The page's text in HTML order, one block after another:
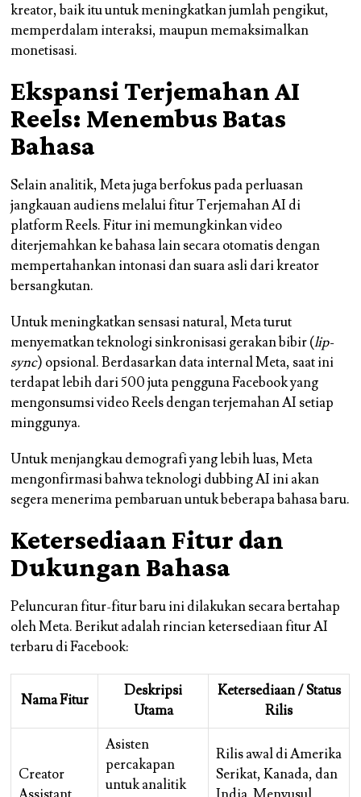
kreator, baik itu untuk meningkatkan jumlah pengikut,
memperdalam interaksi, maupun memaksimalkan
monetisasi.
Ekspansi Terjemahan AI
Reels: Menembus Batas
Bahasa
Selain analitik, Meta juga berfokus pada perluasan
jangkauan audiens melalui fitur Terjemahan AI di
platform Reels. Fitur ini memungkinkan video
diterjemahkan ke bahasa lain secara otomatis dengan
mempertahankan intonasi dan suara asli dari kreator
bersangkutan.
Untuk meningkatkan sensasi natural, Meta turut
menyematkan teknologi sinkronisasi gerakan bibir (lip-
sync) opsional. Berdasarkan data internal Meta, saat ini
terdapat lebih dari 500 juta pengguna Facebook yang
mengonsumsi video Reels dengan terjemahan AI setiap
minggunya.
Untuk menjangkau demografi yang lebih luas, Meta
mengonfirmasi bahwa teknologi dubbing AI ini akan
segera menerima pembaruan untuk beberapa bahasa baru.
Ketersediaan Fitur dan
Dukungan Bahasa
Peluncuran fitur-fitur baru ini dilakukan secara bertahap
oleh Meta. Berikut adalah rincian ketersediaan fitur AI
terbaru di Facebook:
Nama Fitur
Deskripsi
Utama
Ketersediaan / Status
Rilis
Creator
Asisten
percakapan
untuk analitik
Rilis awal di Amerika
Serikat, Kanada, dan